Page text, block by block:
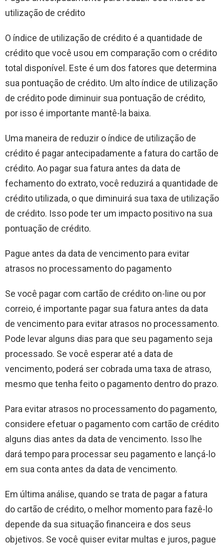
utilização de crédito
O índice de utilização de crédito é a quantidade de
crédito que você usou em comparação com o crédito
total disponível. Este é um dos fatores que determina
sua pontuação de crédito. Um alto índice de utilização
de crédito pode diminuir sua pontuação de crédito,
por isso é importante mantê-la baixa.
Uma maneira de reduzir o índice de utilização de
crédito é pagar antecipadamente a fatura do cartão de
crédito. Ao pagar sua fatura antes da data de
fechamento do extrato, você reduzirá a quantidade de
crédito utilizada, o que diminuirá sua taxa de utilização
de crédito. Isso pode ter um impacto positivo na sua
pontuação de crédito.
Pague antes da data de vencimento para evitar
atrasos no processamento do pagamento
Se você pagar com cartão de crédito on-line ou por
correio, é importante pagar sua fatura antes da data
de vencimento para evitar atrasos no processamento.
Pode levar alguns dias para que seu pagamento seja
processado. Se você esperar até a data de
vencimento, poderá ser cobrada uma taxa de atraso,
mesmo que tenha feito o pagamento dentro do prazo.
Para evitar atrasos no processamento do pagamento,
considere efetuar o pagamento com cartão de crédito
alguns dias antes da data de vencimento. Isso lhe
dará tempo para processar seu pagamento e lançá-lo
em sua conta antes da data de vencimento.
Em última análise, quando se trata de pagar a fatura
do cartão de crédito, o melhor momento para fazê-lo
depende da sua situação financeira e dos seus
objetivos. Se você quiser evitar multas e juros, pague